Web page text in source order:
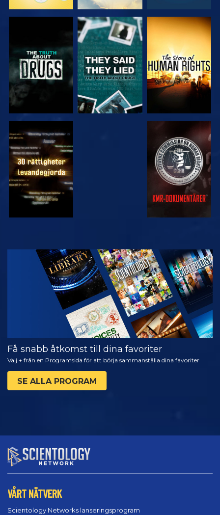
TITTA TITTA
TITTA TITTA
TITTA
UTFORSKA
SERIEN
Få snabb åtkomst till dina favoriter
Välj + från en Programsida för att börja sammanställa dina favoriter
SE ALLA PROGRAM
VÅRT NÄTVERK
Scientology Networks lanseringsprogram